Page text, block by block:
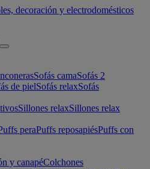
Sofás camaSofás 2
de pielSofás relaxSofás
Sillones relaxSillones relax
peraPuffs reposapiésPuffs con
y canapéColchones